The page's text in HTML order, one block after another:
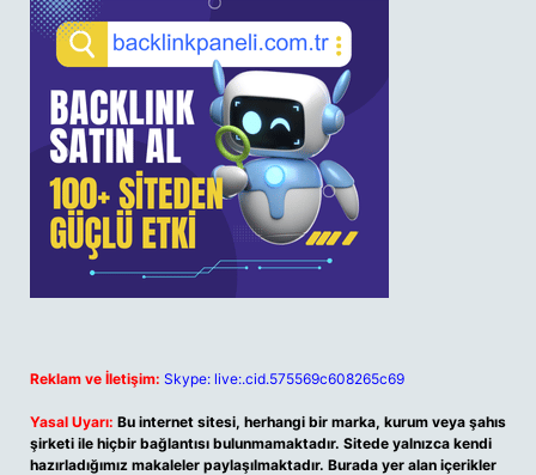
Reklam ve İletişim: Skype: live:.cid.575569c608265c69
Yasal Uyarı: Bu internet sitesi, herhangi bir marka, kurum veya şahıs
şirketi ile hiçbir bağlantısı bulunmamaktadır. Sitede yalnızca kendi
hazırladığımız makaleler paylaşılmaktadır. Burada yer alan içerikler